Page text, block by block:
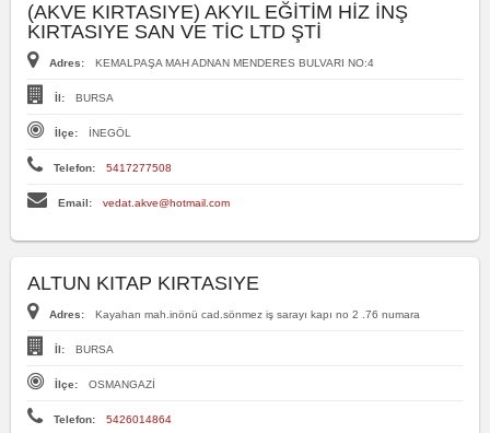
(AKVE KIRTASIYE) AKYIL EĞİTİM HİZ İNŞ
KIRTASIYE SAN VE TİC LTD ŞTİ
Adres: KEMALPAŞA MAH ADNAN MENDERES BULVARI NO:4
İl: BURSA
İlçe: İNEGÖL
Telefon: 5417277508
Email: vedat.akve@hotmail.com
ALTUN KITAP KIRTASIYE
Adres: Kayahan mah.inönü cad.sönmez iş sarayı kapı no 2 .76 numara
İl: BURSA
İlçe: OSMANGAZİ
Telefon: 5426014864